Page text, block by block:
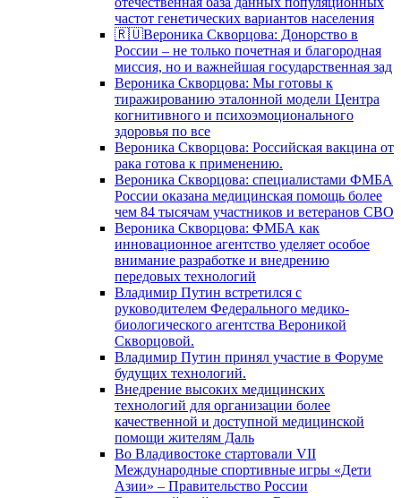
частот генетических вариантов населения
🇷🇺Вероника Скворцова: Донорство в
России – не только почетная и благородная
миссия, но и важнейшая государственная зад
Вероника Скворцова: Мы готовы к
тиражированию эталонной модели Центра
когнитивного и психоэмоционального
здоровья по все
Вероника Скворцова: Российская вакцина от
рака готова к применению.
Вероника Скворцова: специалистами ФМБА
России оказана медицинская помощь более
чем 84 тысячам участников и ветеранов СВО
Вероника Скворцова: ФМБА как
инновационное агентство уделяет особое
внимание разработке и внедрению
передовых технологий
Владимир Путин встретился с
руководителем Федерального медико-
биологического агентства Вероникой
Скворцовой.
Владимир Путин принял участие в Форуме
будущих технологий.
Внедрение высоких медицинских
технологий для организации более
качественной и доступной медицинской
помощи жителям Даль
Во Владивостоке стартовали VII
Международные спортивные игры «Дети
Азии» – Правительство России